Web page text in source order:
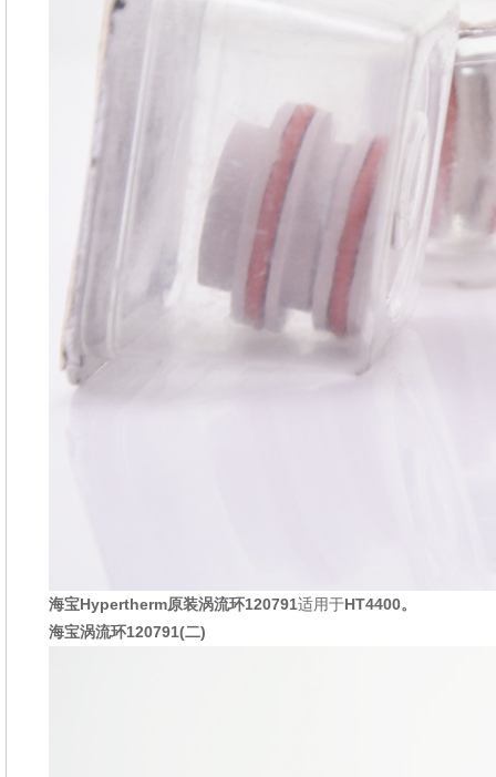
海宝Hypertherm原装涡流环120791适用于HT4400。
海宝涡流环120791(二)